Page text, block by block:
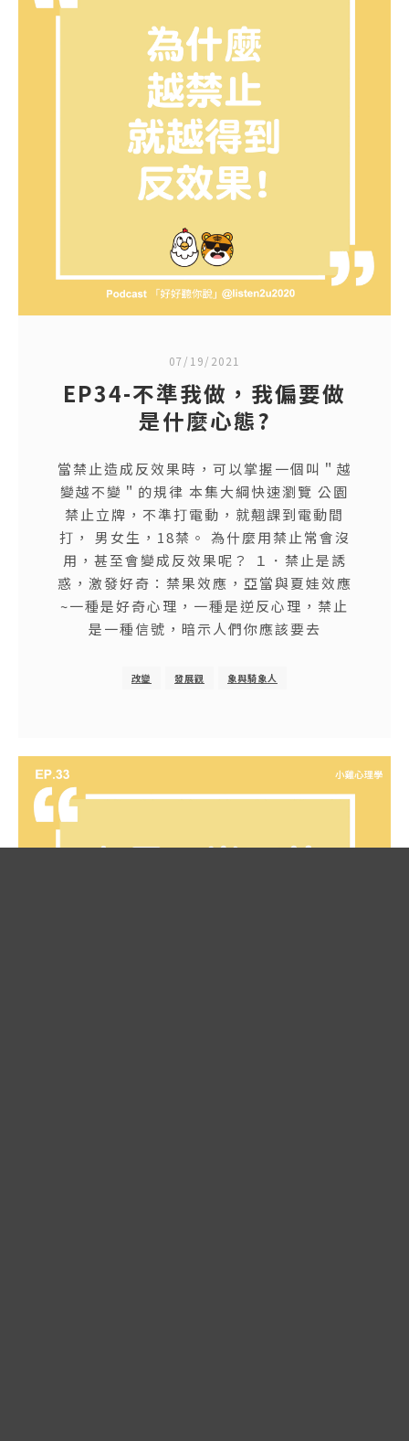
07/19/2021
EP34-不準我做，我偏要做
是什麼心態?
當禁止造成反效果時，可以掌握一個叫＂越
變越不變＂的規律 本集大綱快速瀏覽 公園
禁止立牌，不準打電動，就翹課到電動間
打， 男女生，18禁。 為什麼用禁止常會沒
用，甚至會變成反效果呢？ １．禁止是誘
惑，激發好奇：禁果效應，亞當與夏娃效應
~一種是好奇心理，一種是逆反心理，禁止
是一種信號，暗示人們你應該要去
改變 發展觀 象與騎象人